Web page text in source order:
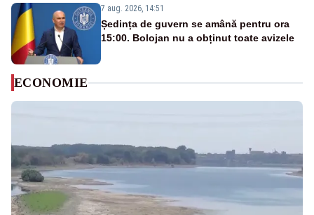
7 aug. 2026, 14:51
Ședința de guvern se amână pentru ora
15:00. Bolojan nu a obținut toate avizele
ECONOMIE